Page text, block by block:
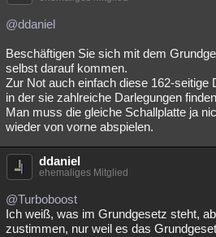
@ddaniel
Beschäftigen Sie sich mit dem
selbst darauf kommen.
Zur Not auch einfach diese 162-seitige
in der sie zahlreiche Darlegungen
Man muss die gleiche Schallplatte ja
wieder von vorne abspielen.
ddaniel
ehemaliges Mitglied
@Turboboost
Ich weiß, was im Grundgesetz steht,
zustimmen, nur weil es das